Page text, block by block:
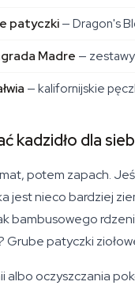
patyczki— Dragon's
Madre —
— kalifornijskie
kadzidło dla
potem zapach.
jest nieco bardziej
bambusowego
Grube patyczki
albo oczyszczania